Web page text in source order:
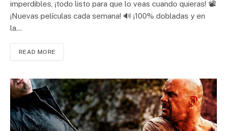
imperdibles, ¡todo listo para que lo veas cuando quieras! 📽️
¡Nuevas películas cada semana! 🔊 ¡100% dobladas y en
la…
READ MORE